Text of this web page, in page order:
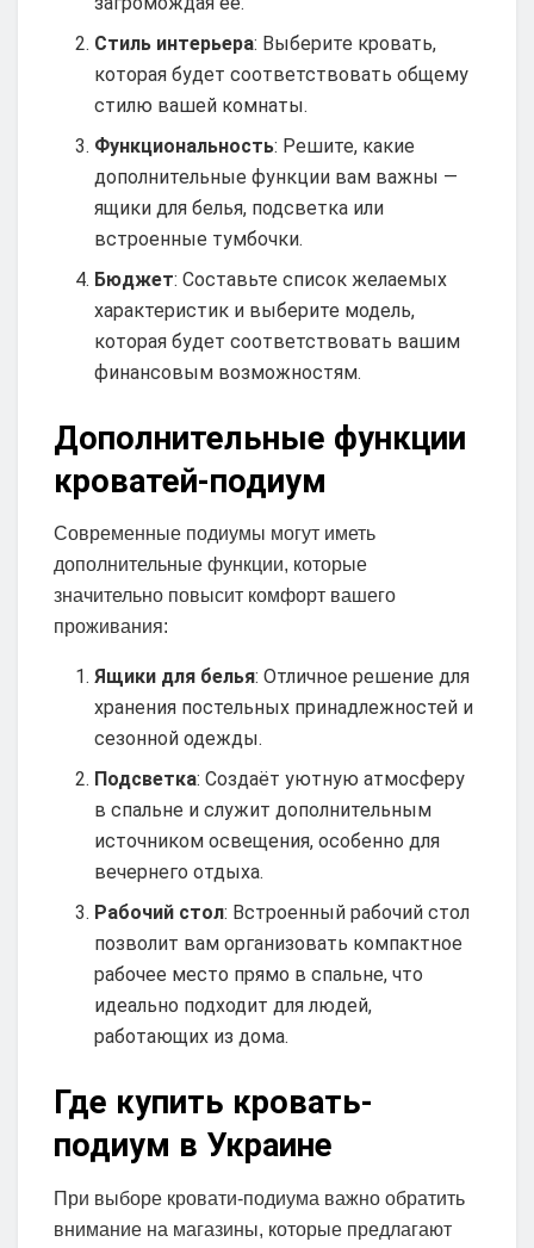
Стиль интерьера: Выберите кровать,
которая будет соответствовать общему
стилю вашей комнаты.
Функциональность: Решите, какие
дополнительные функции вам важны —
ящики для белья, подсветка или
встроенные тумбочки.
Бюджет: Составьте список желаемых
характеристик и выберите модель,
которая будет соответствовать вашим
финансовым возможностям.
Дополнительные функции
кроватей-подиум
Современные подиумы могут иметь
дополнительные функции, которые
значительно повысит комфорт вашего
проживания:
Ящики для белья: Отличное решение для
хранения постельных принадлежностей и
сезонной одежды.
Подсветка: Создаёт уютную атмосферу
в спальне и служит дополнительным
источником освещения, особенно для
вечернего отдыха.
Рабочий стол: Встроенный рабочий стол
позволит вам организовать компактное
рабочее место прямо в спальне, что
идеально подходит для людей,
работающих из дома.
Где купить кровать-
подиум в Украине
При выборе кровати-подиума важно обратить
внимание на магазины, которые предлагают